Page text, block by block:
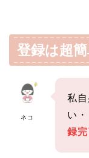
登録は超簡
ネコ
私
い
録完